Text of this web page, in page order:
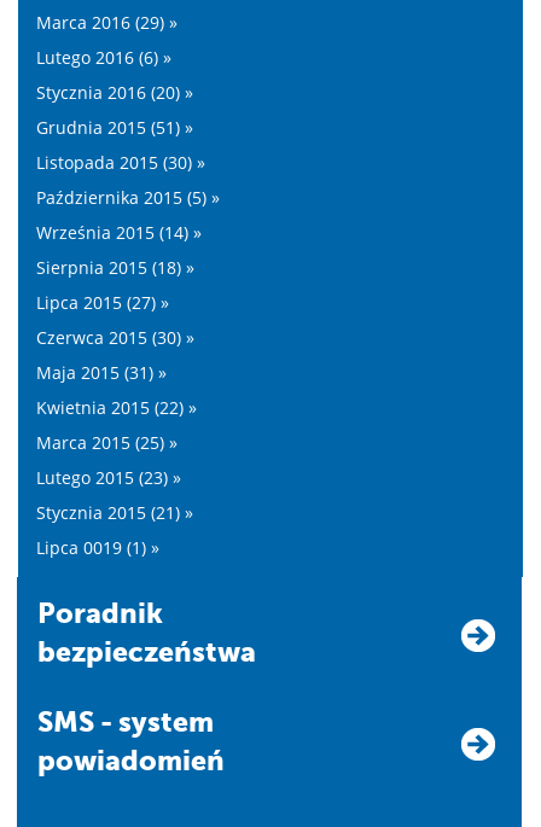
Marca 2016 (29) »
Lutego 2016 (6) »
Stycznia 2016 (20) »
Grudnia 2015 (51) »
Listopada 2015 (30) »
Października 2015 (5) »
Września 2015 (14) »
Sierpnia 2015 (18) »
Lipca 2015 (27) »
Czerwca 2015 (30) »
Maja 2015 (31) »
Kwietnia 2015 (22) »
Marca 2015 (25) »
Lutego 2015 (23) »
Stycznia 2015 (21) »
Lipca 0019 (1) »
Poradnik
bezpieczeństwa
SMS - system
powiadomień